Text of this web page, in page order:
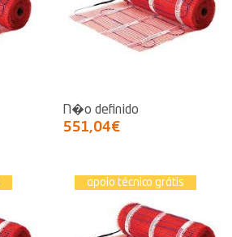
N�o definido
551,04€
apoio técnico grátis